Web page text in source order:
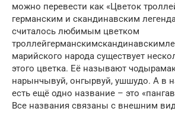
можно перевести как «Цветок
германским и скандинавским
считалось любимым цветком
марийского народа существует
этого цветка. Её называют
нарынчывуй, онгырвуй, ушшудо. А в
есть ещё одно название – это
Все названия связаны с внешним